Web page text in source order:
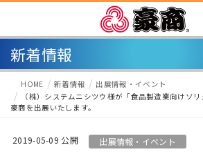
新着情報
HOME 新着情報
出展情報・イベント
（株）システムニシツウ様が「食品製造業向けソ
豪商を出展いたします。
2019-05-09 出展情報・イベント